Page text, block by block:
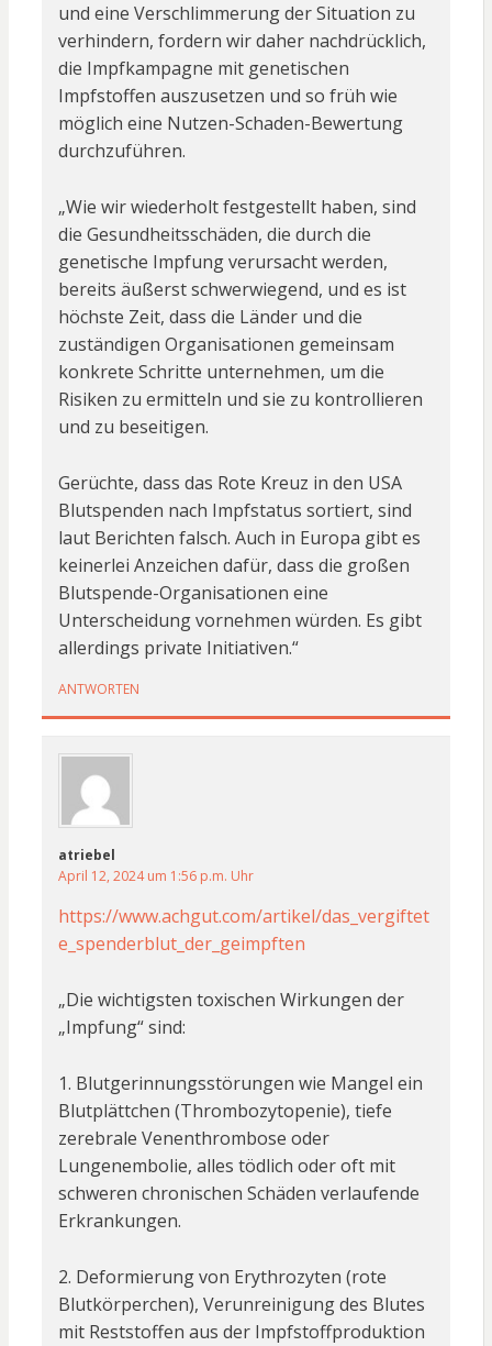
und eine Verschlimmerung der Situation zu
verhindern, fordern wir daher nachdrücklich,
die Impfkampagne mit genetischen
Impfstoffen auszusetzen und so früh wie
möglich eine Nutzen-Schaden-Bewertung
durchzuführen.
„Wie wir wiederholt festgestellt haben, sind
die Gesundheitsschäden, die durch die
genetische Impfung verursacht werden,
bereits äußerst schwerwiegend, und es ist
höchste Zeit, dass die Länder und die
zuständigen Organisationen gemeinsam
konkrete Schritte unternehmen, um die
Risiken zu ermitteln und sie zu kontrollieren
und zu beseitigen.
Gerüchte, dass das Rote Kreuz in den USA
Blutspenden nach Impfstatus sortiert, sind
laut Berichten falsch. Auch in Europa gibt es
keinerlei Anzeichen dafür, dass die großen
Blutspende-Organisationen eine
Unterscheidung vornehmen würden. Es gibt
allerdings private Initiativen.“
ANTWORTEN
atriebel
April 12, 2024 um 1:56 p.m. Uhr
https://www.achgut.com/artikel/das_vergiftet
e_spenderblut_der_geimpften
„Die wichtigsten toxischen Wirkungen der
„Impfung“ sind:
1. Blutgerinnungsstörungen wie Mangel ein
Blutplättchen (Thrombozytopenie), tiefe
zerebrale Venenthrombose oder
Lungenembolie, alles tödlich oder oft mit
schweren chronischen Schäden verlaufende
Erkrankungen.
2. Deformierung von Erythrozyten (rote
Blutkörperchen), Verunreinigung des Blutes
mit Reststoffen aus der Impfstoffproduktion